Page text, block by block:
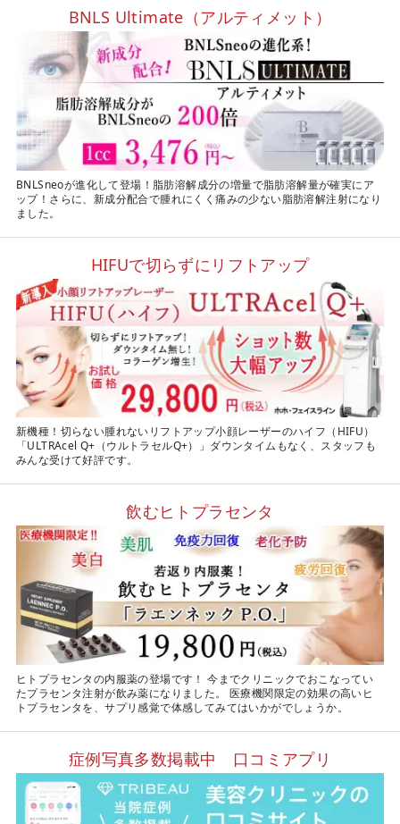
BNLS Ultimate（アルティメット）
BNLSneoが進化して登場！脂肪溶解成分の増量で脂肪溶解量が確実にア
ップ！さらに、新成分配合で腫れにくく痛みの少ない脂肪溶解注射になり
ました。
HIFUで切らずにリフトアップ
新機種！切らない腫れないリフトアップ小顔レーザーのハイフ（HIFU）
「ULTRAcel Q+（ウルトラセルQ+）」ダウンタイムもなく、スタッフも
みんな受けて好評です。
飲むヒトプラセンタ
ヒトプラセンタの内服薬の登場です！ 今までクリニックでおこなってい
たプラセンタ注射が飲み薬になりました。 医療機関限定の効果の高いヒ
トプラセンタを、サプリ感覚で体感してみてはいかがでしょうか。
症例写真多数掲載中 口コミアプリ